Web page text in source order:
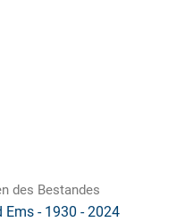
des Bestandes
Ems - 1930 - 2024